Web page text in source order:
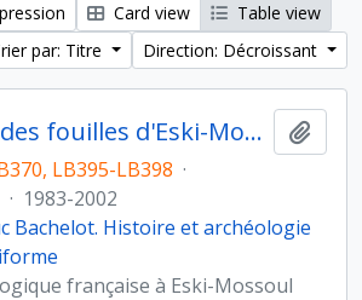
Card view
Table view
par: Titre
Direction: Décroissant
Co-direction des fouilles d'Eski-Mossoul (Irak)
LB395-LB398 ·
· 1983-2002
Bachelot. Histoire et archéologie
française à Eski-Mossoul